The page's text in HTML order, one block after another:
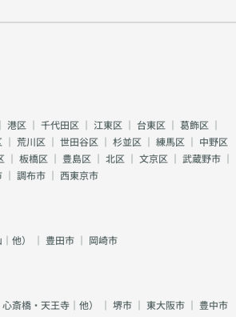
｜ 港区 ｜ 千代田区 ｜ 江東区 ｜ 台東区 ｜ 葛飾区 ｜
｜ 荒川区 ｜ 世田谷区 ｜ 杉並区 ｜ 練馬区 ｜ 中野区
｜ 板橋区 ｜ 豊島区 ｜ 北区 ｜ 文京区 ｜ 武蔵野市 ｜
｜ 調布市 ｜ 西東京市
他） ｜ 豊田市 ｜ 岡崎市
斎橋・天王寺｜他） ｜ 堺市 ｜ 東大阪市 ｜ 豊中市